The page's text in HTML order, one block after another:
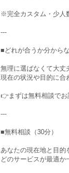
※完全カスタム・少人
---
■どれが合うか分から
無理に選ばなくて大丈
現在の状況や目的に合
👉まずは無料相談でお
---
■無料相談（30分）
あなたの現在地と目的
どのサービスが最適か